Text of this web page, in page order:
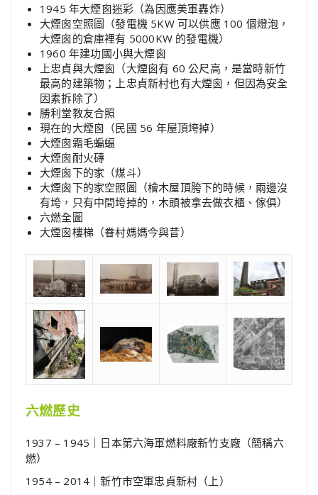
1945 年大煙囪迷彩（為因應美軍轟炸）
大煙囪空照圖（發電機 5KW 可以供應 100 個燈泡，
大煙囪的倉庫裡有 5000KW 的發電機）
1960 年建功國小與大煙囪
上忠貞與大煙囪（大煙囪有 60 公尺高，是當時新竹
最高的建築物；上忠貞新村也有大煙囪，但因為安全
因素拆除了）
勝利堂教友合照
現在的大煙囪（民國 56 年屋頂垮掉）
大煙囪霜毛蝙蝠
大煙囪耐火磚
大煙囪下的家（煤斗）
大煙囪下的家空照圖（檜木屋頂胯下的時候，兩邊沒
有垮，只有中間垮掉的，木頭被拿去做衣櫃、傢俱）
六燃全圖
大煙囪樓梯（眷村媽媽今與昔）
六燃歷史
1937 – 1945｜日本第六海軍燃料廠新竹支廠（簡稱六
燃）
1954 – 2014｜新竹市空軍忠貞新村（上）